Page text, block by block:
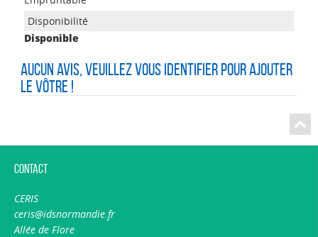
Disponible
Aucun avis, veuillez vous identifier pour ajouter
le vôtre !
Contact
CERIS
ceris@idsnormandie.fr
Allée de Flore